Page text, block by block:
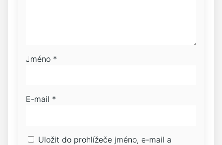
Jméno *
E-mail *
Uložit do prohlížeče jméno, e-mail a